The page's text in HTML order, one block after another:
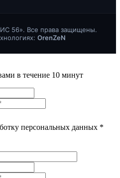
56». Все права защищены.
OrenZeN
в течение 10 минут
персональных данных *